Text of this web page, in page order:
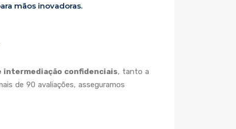
mãos inovadoras.
intermediação confidenciais, tanto a
de 90 avaliações, asseguramos